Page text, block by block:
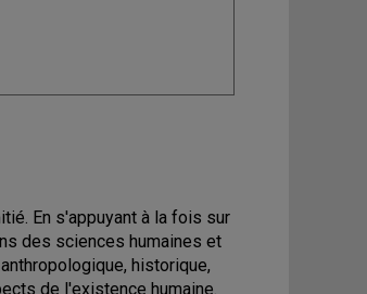
En s'appuyant à la fois sur
des sciences humaines et
historique,
de l'existence humaine.